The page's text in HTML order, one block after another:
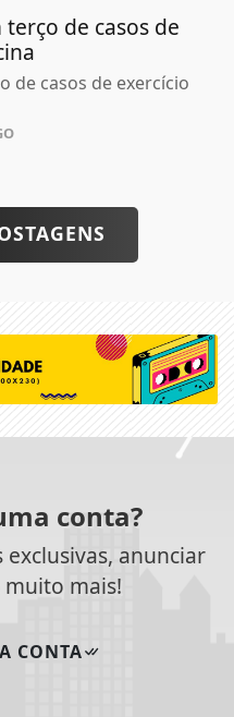
de casos de
de casos de exercício
conta?
anunciar
muito mais!
CONTA